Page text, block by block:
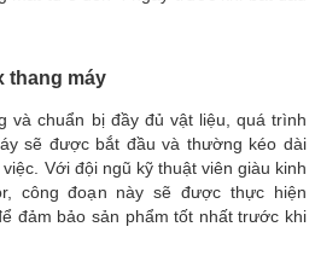
thang máy
và chuẩn bị đầy đủ vật liệu, quá trình
sẽ được bắt đầu và thường kéo dài
Với đội ngũ kỹ thuật viên giàu kinh
công đoạn này sẽ được thực hiện
đảm bảo sản phẩm tốt nhất trước khi